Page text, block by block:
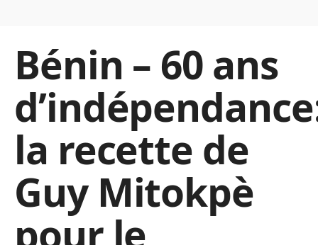
Bénin – 60 ans
la recette de
Guy Mitokpè
pour le